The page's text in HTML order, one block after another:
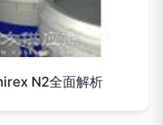
N2全面解析